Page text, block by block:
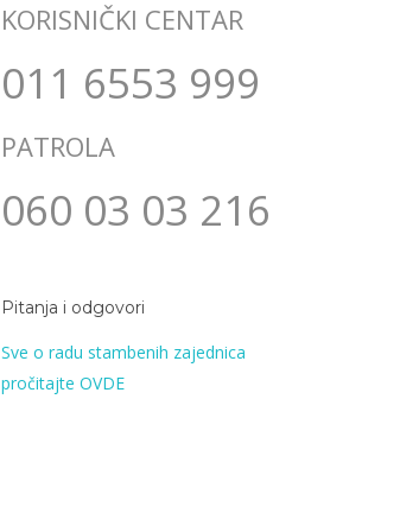
KORISNIČKI CENTAR
011 6553 999
PATROLA
060 03 03 216
Pitanja i odgovori
Sve o radu stambenih zajednica
pročitajte OVDE